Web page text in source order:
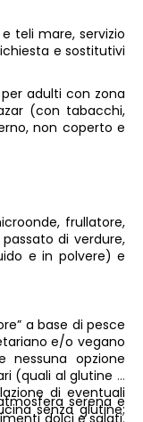
serena e
dolci e salati.
a base di pesce
e/o vegano
opzione
(quali al glutine o
di eventuali
senza glutine;
frullatore,
di verdure,
e in polvere) e
adulti con zona
(con tabacchi,
non coperto e
teli mare, servizio
e sostitutivi